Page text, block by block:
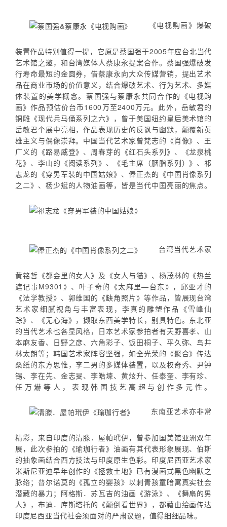
《电视购画》爆破
装置作品特别值得一提，它原是蔡国强于2005年应台北当代
艺术馆之邀，和台湾媒体人蔡康永提案合作。蔡国强爆破发
行寿命最短的金圆券，借蔡康永向大众传媒营销，提出艺术
品在商业市场的价值意义，结合爆破艺术、行为艺术、多媒
体装置的美学概念。蔡国强与蔡康永共同合作的《电视购
画》作品预估价台币1600万至2400万元。此外，岳敏君的
铜雕《现代兵马俑系列之六》，曾于美国纽约皇后美术馆的
岳敏君个展中亮相，作品表现历史的反讽与幽默，颠覆新英
雄主义与偶像崇拜。中国当代艺术家曾梵志的《肖像》、王
广义的《路易威登》、周春芽的《红石头系列》、《龙泉桃
花》、李山的《阅读系列》、《毛主席（胭脂系列）》、祁
志龙的《穿男军装的中国姑娘》、俸正杰的《中国肖像系列
之二》、杨少斌的人物油画等，皆是当代中国亮丽的焦点。
台湾当代艺术家
黄铭哲《都会里的女人》及《女人与猫》、杨茂林的《热兰
遮记事M9301》、叶子奇的《太麻里—台东》，邱亚才的
《法学教授》、郭维国的《缺角照片》等作品，皆展现台湾
艺术家细腻视角与丰富表现，李真的雕塑作品《雪峰仙
踪》、《无心海》，撷取东西美学特长，别具特色。东北亚
的当代艺术也各显风格，日本艺术家参拍者有天野喜孝、山
本麻友香、日野之彦、六角彩子、饭田桐子、平久弥、鸟井
林太朗等；韩国艺术家阵容坚强，如全光荣的《聚合》传达
桑纸的东方思惟，李二男的多媒体装置，以及权奇秀、尹钟
锡、李在先、金志旻、李皓堜、黄炫升、任泰奎、李有珍、
任万爀等人，表现韩国技艺高超与创作多元性。
东南亚艺术亦非常
精彩，来自印度的清滕．屋帕玳伊，曾参加国美馆亚洲双年
展，此次参拍的《瑜珈行者》油画有其代表形象展现、伯斯
的抽象画结合西方技法与印度原生色彩。印度尼西亚艺术家
米斯尼亚迪早年创作的《拯救土地》已有漫画式黑色幽默之
脉络；普尔诺莫的《孤立的婴孩》以刺青孩童暗寓真实社会
潜藏的暴力；阿格斯．苏瓦吉的油画《游泳》、《舞扇的男
人》，布迪．库斯塔托的《颠倒看世界》，都藉由绘画传达
印度尼西亚当代社会须面对的严肃议题，值得细细品味。